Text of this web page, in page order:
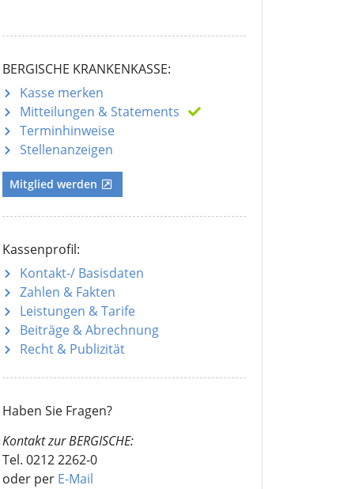
BERGISCHE KRANKENKASSE:
Kasse merken
Mitteilungen & Statements
Terminhinweise
Stellenanzeigen
Mitglied werden
Kassenprofil:
Kontakt-/ Basisdaten
Zahlen & Fakten
Leistungen & Tarife
Beiträge & Abrechnung
Recht & Publizität
Haben Sie Fragen?
Kontakt zur BERGISCHE:
Tel. 0212 2262-0
oder per E-Mail